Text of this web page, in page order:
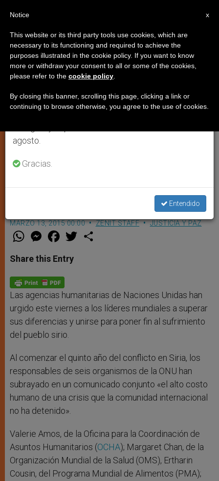
La ONU urge a los lí­deres
mundiales a poner fin al
sufrimiento del pueblo sirio
Tras cuatro años de conflicto en Siria,
precisan asistencia de emergencia y
MARZO 13, 2015 00:00 ZENIT STAFF JUSTICIA Y PAZ
W
t
s
p
p
M
e
s
e
g
e
r
F
a
e
b
o
k
w
Share this Entry
Las agencias humanitarias de Naciones Unidas han
urgido este viernes a los líderes mundiales a superar
sus diferencias y unirse para poner fin al sufrimiento
del pueblo sirio.
Al comenzar el quinto año del conflicto en Siria, los
responsables de seis organismos de la ONU han
subrayado en un comunicado conjunto «el alto costo
humano de una crisis que la comunidad internacional
no ha detenido».
Valerie Amos, de la Oficina para la Coordinación de
Asuntos Humanitarios (OCHA); Margaret Chan, de la
Organización Mundial de la Salud (OMS), Ertharin
Cousin, del Programa Mundial de Alimentos (PMA);
×
Aviso importante
Del 27 de julio al 7 de agosto haremos la pausa
anual, aprovechando que en el periodo de verano
se generan menos informaciones y también el
agosto.
Gracias.
Entendido
x
Notice
This website or its third party tools use cookies, which are
necessary to its functioning and required to achieve the
purposes illustrated in the cookie policy. If you want to know
more or withdraw your consent to all or some of the cookies,
please refer to the cookie policy
By closing this banner, scrolling this page, clicking a link or
continuing to browse otherwise, you agree to the use of cookies.